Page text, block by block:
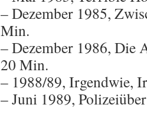
– Dezember 1985,
Min.
– Dezember 1986, Die
20 Min.
– 1988/89, Irgendwie,
– Juni 1989,